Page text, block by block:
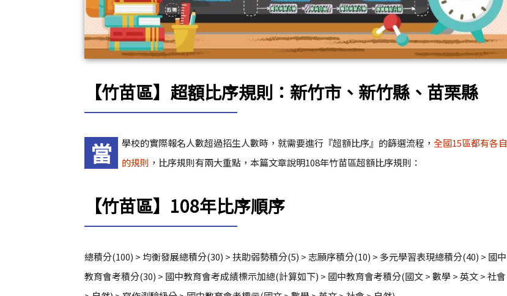
【竹苗區】超額比序規則：新竹市、新竹縣、苗栗縣
當 學校的實際報名人數超過招生人數時，就需要進行『超額比序』的篩選流程， 全國15區都有各自
的規則 ，比序規則有兩大重點，本篇文章說明108年竹苗區超額比序規則：
【竹苗區】108年比序順序
總積分(100) > 均衡發展總積分(30) > 扶助弱勢積分(5) > 志願序積分(10) > 多元學習表現總積分(40) > 國中
教育會考積分(30) > 國中教育會考成績標示加總(計算如下) > 國中教育會考積分(國文 > 數學 > 英文 > 社會